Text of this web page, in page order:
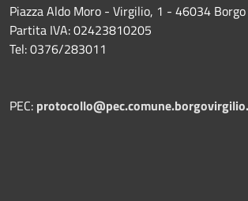
Piazza Aldo Moro - Virgilio, 1 - 46034
Partita IVA: 02423810205
Tel: 0376/283011
PEC: